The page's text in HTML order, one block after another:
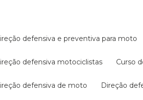
direção defensiva e preventiva para moto
direção defensiva motociclistas curso
direção defensiva de moto direção